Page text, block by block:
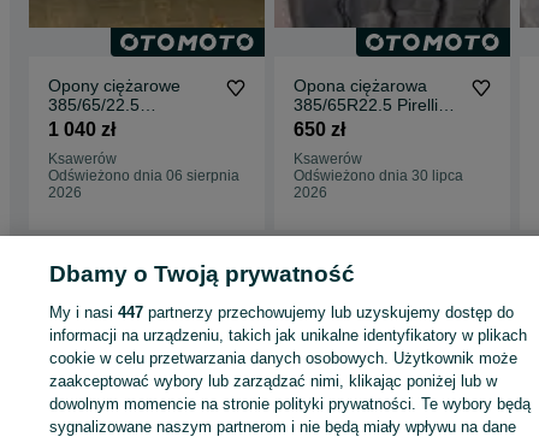
Opony ciężarowe
385/65/22.5
Bridgestone R-
ciężarowe
1 040 zł
Ksawerów
Odświeżono dnia 06 sierpnia
2026
Opona ciężarowa
385/65R22.5 Pirelli
ITINERIS T. Opony
650 zł
Ksawerów
Odświeżono dnia 30 lipca
2026
Strona główna Motoryzacja Opony i Felgi Opony
KATEGORIA
ID:1076769017 Wyświetlenia:
Dbamy o Twoją prywatność
My i nasi447 partnerzy przechowujemy lub uzyskujemy dostęp do
informacji na urządzeniu, takich jak unikalne identyfikatory w plikach
cookie w celu przetwarzania danych osobowych. Użytkownik może
zaakceptować wybory lub zarządzać nimi, klikając poniżej lub w
dowolnym momencie na stronie polityki prywatności. Te wybory będą
sygnalizowane naszym partnerom i nie będą miały wpływu na dane